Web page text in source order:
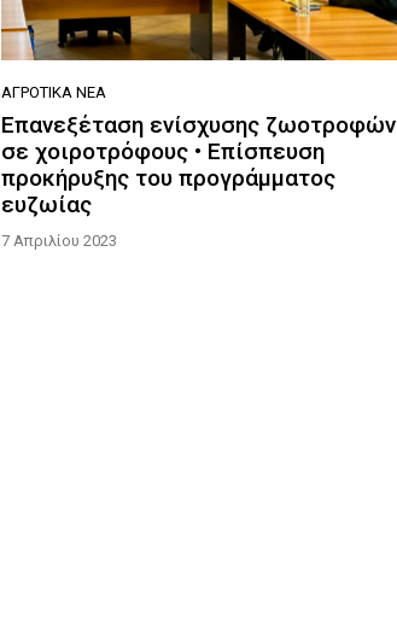
ΑΓΡΟΤΙΚΆ ΝΈΑ
Επανεξέταση ενίσχυσης ζωοτροφών
σε χοιροτρόφους • Επίσπευση
προκήρυξης του προγράμματος
ευζωίας
7 Απριλίου 2023